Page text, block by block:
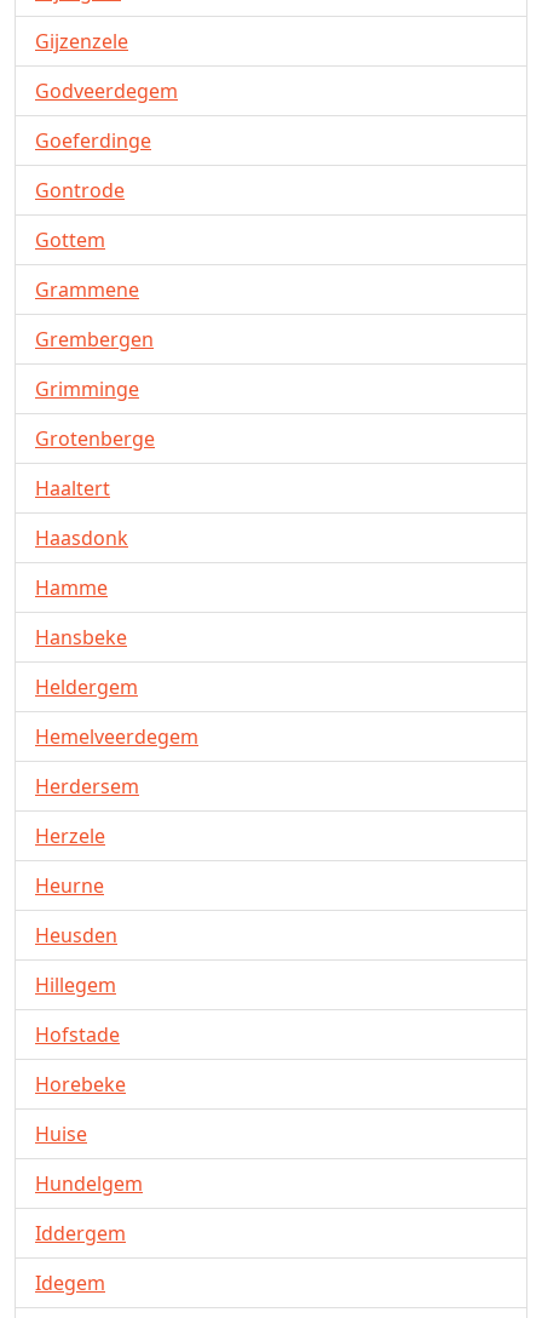
Gijzenzele
Godveerdegem
Goeferdinge
Gontrode
Gottem
Grammene
Grembergen
Grimminge
Grotenberge
Haaltert
Haasdonk
Hamme
Hansbeke
Heldergem
Hemelveerdegem
Herdersem
Herzele
Heurne
Heusden
Hillegem
Hofstade
Horebeke
Huise
Hundelgem
Iddergem
Idegem